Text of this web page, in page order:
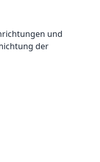
und
der